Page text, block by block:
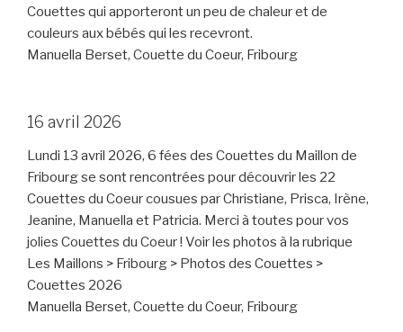
Couettes qui apporteront un peu de chaleur et de
couleurs aux bébés qui les recevront.
Manuella Berset, Couette du Coeur, Fribourg
16 avril 2026
Lundi 13 avril 2026, 6 fées des Couettes du Maillon de
Fribourg se sont rencontrées pour découvrir les 22
Couettes du Coeur cousues par Christiane, Prisca, Irène,
Jeanine, Manuella et Patricia. Merci à toutes pour vos
jolies Couettes du Coeur ! Voir les photos à la rubrique
Les Maillons > Fribourg > Photos des Couettes >
Couettes 2026
Manuella Berset, Couette du Coeur, Fribourg